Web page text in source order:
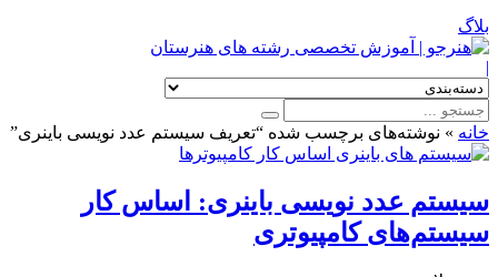
بلاگ
|
خانه » نوشته‌های برچسب شده “تعریف سیستم عدد نویسی باینری”
سیستم عدد نویسی باینری: اساس کار
سیستم‌های کامپیوتری